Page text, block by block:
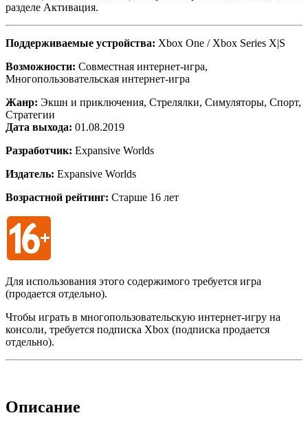
разделе Активация.
Поддерживаемые устройства: Xbox One / Xbox Series X|S
Возможности: Совместная интернет-игра,
Многопользовательская интернет-игра
Жанр: Экшн и приключения, Стрелялки, Симуляторы, Спорт,
Стратегии
Дата выхода: 01.08.2019
Разработчик: Expansive Worlds
Издатель: Expansive Worlds
Возрастной рейтинг: Старше 16 лет
Для использования этого содержимого требуется игра
(продается отдельно).
Чтобы играть в многопользовательскую интернет-игру на
консоли, требуется подписка Xbox (подписка продается
отдельно).
Описание